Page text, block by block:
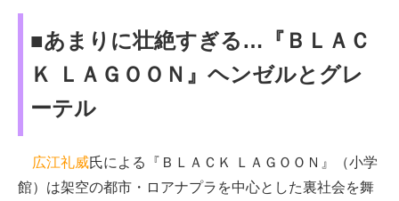
■あまりに壮絶すぎる…『ＢＬＡＣ
Ｋ ＬＡＧＯＯＮ』ヘンゼルとグレ
ーテル
広江礼威氏による『ＢＬＡＣＫ ＬＡＧＯＯＮ』（小学
館）は架空の都市・ロアナプラを中心とした裏社会を舞